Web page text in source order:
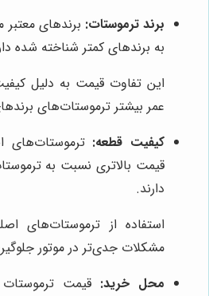
برند ترموستات: برندهای
به برندهای کمتر شناخته شده
این تفاوت قیمت به دلیل
عمر بیشتر ترموستات‌های
کیفیت قطعه: ترموستات‌های
قیمت بالاتری نسبت به
دارند.
استفاده از ترموستات‌های
مشکلات جدی‌تر در موتور
محل خرید: قیمت